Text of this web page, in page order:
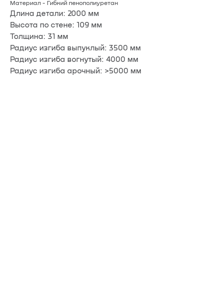
Материал - Гибкий пенополиуретан
Длина детали: 2000 мм
Высота по стене: 109 мм
Толщина: 31 мм
Радиус изгиба выпуклый: 3500 мм
Радиус изгиба вогнутый: 4000 мм
Радиус изгиба арочный: >5000 мм